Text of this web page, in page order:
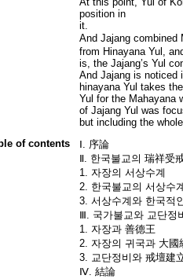
position in
it.
And Jajang combined
from Hinayana Yul,
is, the Jajang’s Yul
And Jajang is noticed
hinayana Yul takes
Yul for the Mahayana
of Jajang Yul was
but including the
of contents
Ⅰ. 序論
Ⅱ. 한국불교의 瑞祥受
1. 자장의 서상수계
2. 한국불교의 서상수
3. 서상수계와 한국적
Ⅲ. 국가불교와 교단정
1. 자장과 善德王
2. 자장의 귀국과 大國
3. 교단정비와 戒壇建
Ⅳ. 結論